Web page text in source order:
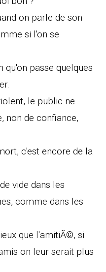
on parle de son
si l'on se
passe quelques
le public ne
non de confiance,
c'est encore de la
vide dans les
comme dans les
que l'amitiÃ©, si
on leur serait plus